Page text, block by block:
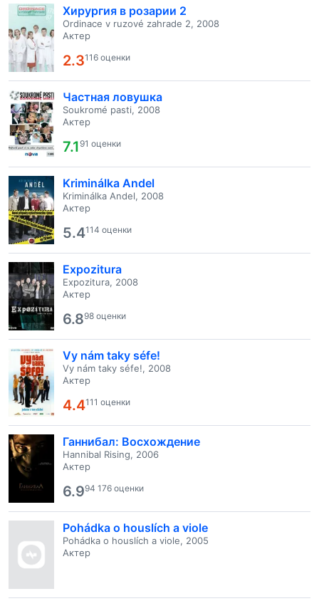
Хирургия в розарии 2
Ordinace v ruzové zahrade 2, 2008
Актер
2.3116 оценки
Частная ловушка
Soukromé pasti, 2008
Актер
7.191 оценки
Kriminálka Andel
Kriminálka Andel, 2008
Актер
5.4114 оценки
Expozitura
Expozitura, 2008
Актер
6.898 оценки
Vy nám taky séfe!
Vy nám taky séfe!, 2008
Актер
4.4111 оценки
Ганнибал: Восхождение
Hannibal Rising, 2006
Актер
6.994 176 оценки
Pohádka o houslích a viole
Pohádka o houslích a viole, 2005
Актер